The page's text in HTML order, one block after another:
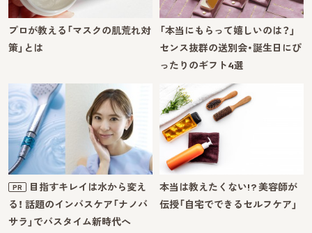
プロが教える「マスクの肌荒れ対
策」とは
「本当にもらって嬉しいのは？」
センス抜群の送別会・誕生日にぴ
ったりのギフト4選
PR
目指すキレイは水から変え
る！ 話題のインバスケア「ナノバ
サラ」でバスタイム新時代へ
本当は教えたくない!? 美容師が
伝授「自宅でできるセルフケア」